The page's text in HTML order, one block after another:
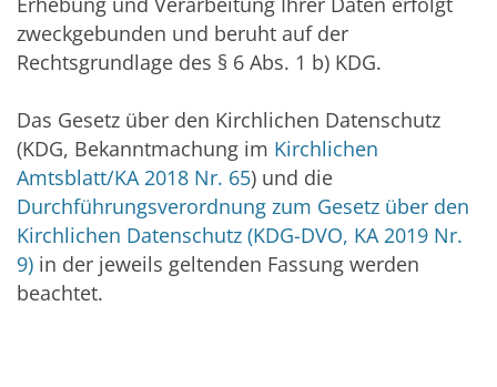
zweckgebunden und beruht auf der
Rechtsgrundlage des § 6 Abs. 1 b) KDG.
Das Gesetz über den Kirchlichen Datenschutz
(KDG, Bekanntmachung im Kirchlichen
Amtsblatt/KA 2018 Nr. 65) und die
Durchführungsverordnung zum Gesetz über den
Kirchlichen Datenschutz (KDG-DVO, KA 2019 Nr.
9) in der jeweils geltenden Fassung werden
beachtet.